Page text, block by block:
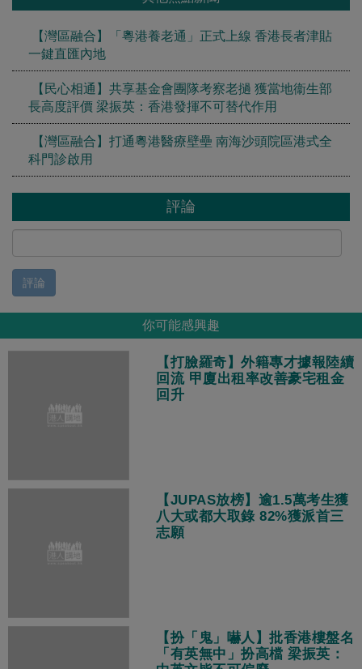
【灣區融合】「粵港養老通」正式上線 香港長者津貼
一鍵直匯內地
【民心相通】共享基金會團隊考察老撾 獲當地衞生部
長高度評價 梁振英：香港發揮不可替代作用
【灣區融合】打通粵港醫療壁壘 南海沙頭院區港式全
科門診啟用
評論
評論
你可能感興趣
【打臉羅奇】外籍專才據報陸續
回流 甲廈出租率改善豪宅租金
回升
【JUPAS放榜】逾1.5萬考生獲
八大或都大取錄 82%獲派首三
志願
【扮「鬼」嚇人】批香港樓盤名
「有英無中」扮高檔 梁振英：